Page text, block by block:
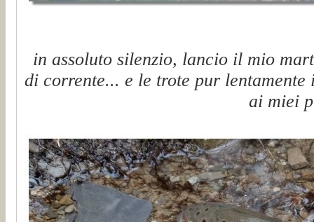
in assoluto silenzio, lancio il mio
di corrente... e le trote pur
ai miei